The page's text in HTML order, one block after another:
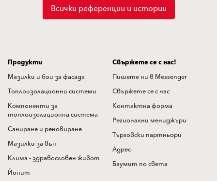
Всички референции и истории
Продукти
Мазилки и бои за фасада
Топлоизолационни системи
Компоненти за
топлоизолационна система
Саниране и реновиране
Мазилки за вън
Клима - здравословен живот
Йонит
Свържете се с нас!
Пишете ни в Messenger
Свържете се с нас
Контактна форма
Регионални мениджъри
Търговски партньори
Адрес
Баумит по света